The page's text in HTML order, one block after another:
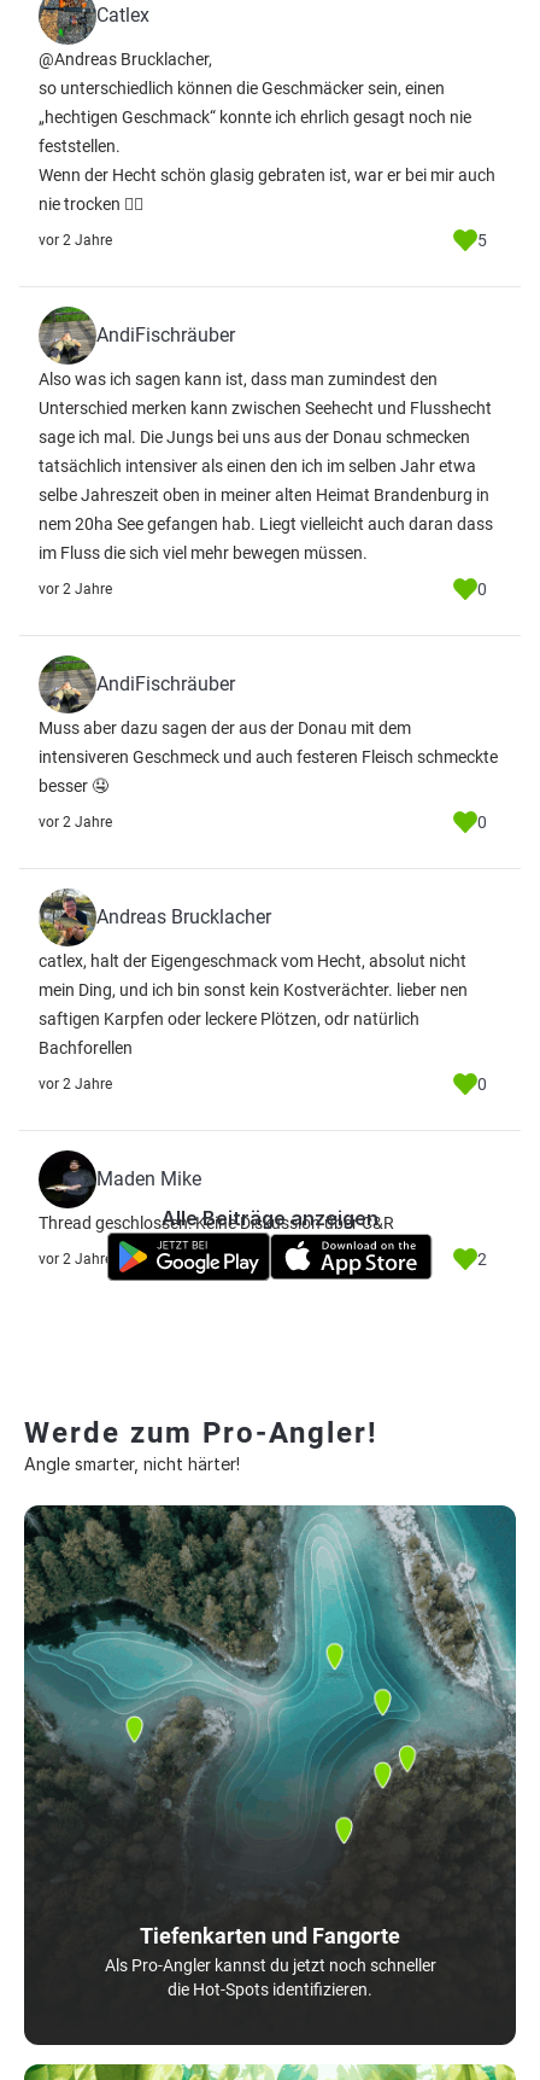
Catlex
@Andreas Brucklacher,
so unterschiedlich können die Geschmäcker sein, einen
„hechtigen Geschmack“ konnte ich ehrlich gesagt noch nie
feststellen.
Wenn der Hecht schön glasig gebraten ist, war er bei mir auch
nie trocken 🤷‍♂️
vor 2 Jahre 5
AndiFischräuber
Also was ich sagen kann ist, dass man zumindest den
Unterschied merken kann zwischen Seehecht und Flusshecht
sage ich mal. Die Jungs bei uns aus der Donau schmecken
tatsächlich intensiver als einen den ich im selben Jahr etwa
selbe Jahreszeit oben in meiner alten Heimat Brandenburg in
nem 20ha See gefangen hab. Liegt vielleicht auch daran dass
im Fluss die sich viel mehr bewegen müssen.
vor 2 Jahre 0
AndiFischräuber
Muss aber dazu sagen der aus der Donau mit dem
intensiveren Geschmeck und auch festeren Fleisch schmeckte
besser 🤤
vor 2 Jahre 0
Andreas Brucklacher
catlex, halt der Eigengeschmack vom Hecht, absolut nicht
mein Ding, und ich bin sonst kein Kostverächter. lieber nen
saftigen Karpfen oder leckere Plötzen, odr natürlich
Bachforellen
vor 2 Jahre 0
Maden Mike
Thread geschlossen: Keine Diskussion über C&R
vor 2 Jahre 2
Alle Beiträge anzeigen
Werde zum Pro-Angler!
Angle smarter, nicht härter!
Tiefenkarten und Fangorte
Als Pro-Angler kannst du jetzt noch schneller
die Hot-Spots identifizieren.